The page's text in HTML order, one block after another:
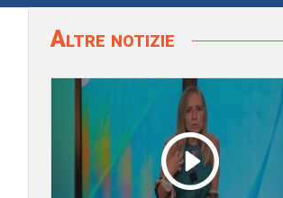
Altre notizie